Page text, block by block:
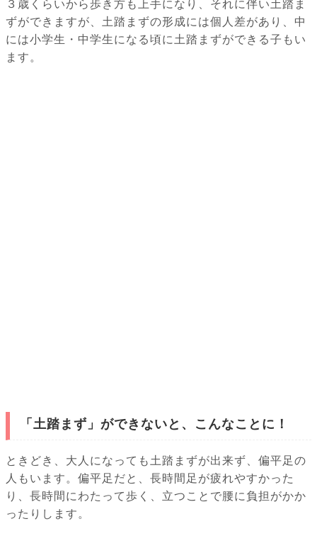
３歳くらいから歩き方も上手になり、それに伴い土踏ま
ずができますが、土踏まずの形成には個人差があり、中
には小学生・中学生になる頃に土踏まずができる子もい
ます。
「土踏まず」ができないと、こんなことに！
ときどき、大人になっても土踏まずが出来ず、偏平足の
人もいます。偏平足だと、長時間足が疲れやすかった
り、長時間にわたって歩く、立つことで腰に負担がかか
ったりします。